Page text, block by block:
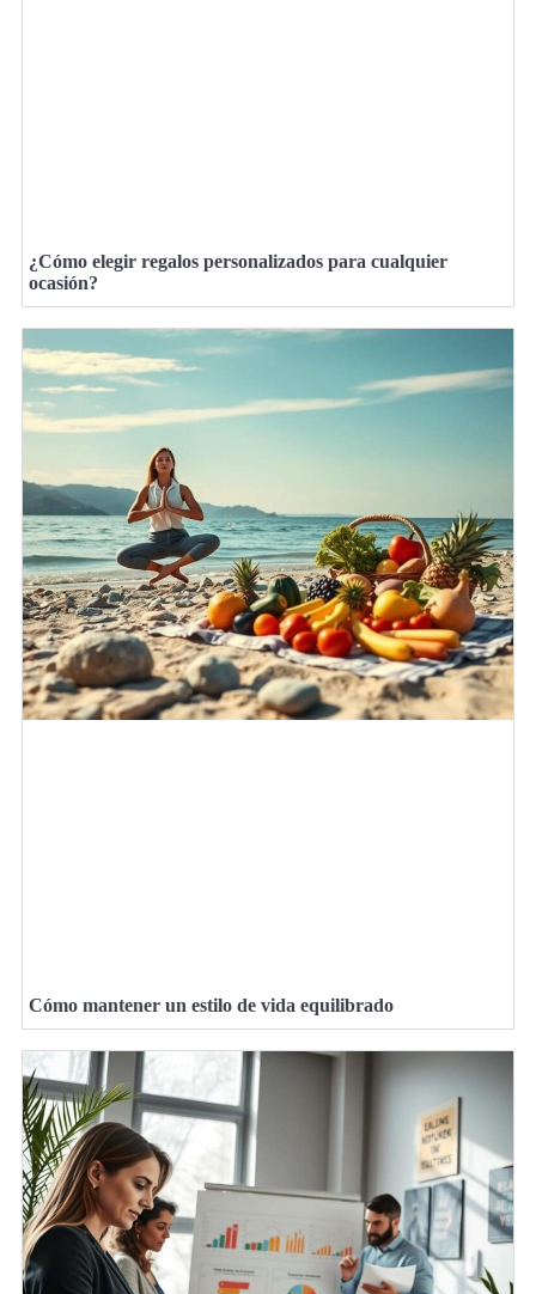
¿Cómo elegir regalos personalizados para cualquier
ocasión?
Cómo mantener un estilo de vida equilibrado